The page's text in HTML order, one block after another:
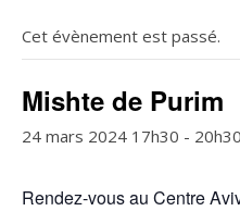
Cet évènement est passé.
Mishte de Purim
24 mars 2024 17h30 - 20h30
Rendez-vous au Centre